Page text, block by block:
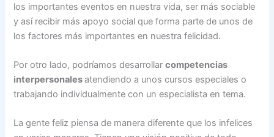
los importantes eventos en nuestra vida, ser más sociable
y así recibir más apoyo social que forma parte de unos de
los factores más importantes en nuestra felicidad.
Por otro lado, podríamos desarrollarcompetencias
interpersonalesatendiendo a unos cursos especiales o
trabajando individualmente con un especialista en tema.
La gente feliz piensa de manera diferente que los infelices